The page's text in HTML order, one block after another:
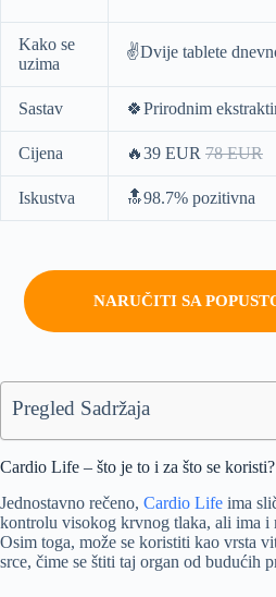
Kako se
uzima
✌️Dvije tablete
Sastav 🍀Prirodnim
Cijena 🔥39 EUR 78 EUR
Iskustva 🔝98.7% pozitivna
NARUČITI SA
Pregled Sadržaja
Cardio Life – što je to i za što se koristi?
Jednostavno rečeno, Cardio Life ima
kontrolu visokog krvnog tlaka, ali ima i
Osim toga, može se koristiti kao vrsta
srce, čime se štiti taj organ od budućih